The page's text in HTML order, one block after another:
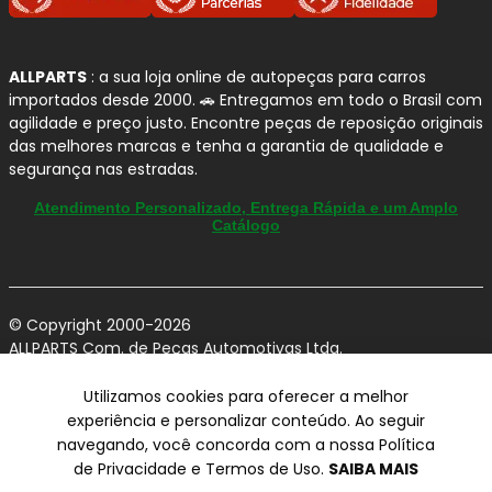
mundial em suspensão com presença OEM.
Foco em conforto e dirigibilidade:calibração
voltada para uso real no dia a dia.
Tecnologia a gás:melhor controle da
suspensão e resposta mais estável.
Alta durabilidade:componentes projetados
para suportar diferentes condições de uso.
veículos leves e utilitários com diversas linhas.
Recomendações de Instalação (boas
Para garantir o melhor desempenho dosamortecedores
MONROEnoCitroen DS4, é fundamental seguir boas
práticas de instalação e manutenção.
ALLPARTS : a sua loja online de autopeças para carros
importados desde 2000. 🚗 Entregamos em todo o Brasil com
agilidade e preço justo. Encontre peças de reposição originais
das melhores marcas e tenha a garantia de qualidade e
segurança nas estradas.
Atendimento Personalizado, Entrega Rápida e um Amplo
Catálogo
© Copyright 2000-2026
ALLPARTS Com. de Peças Automotivas Ltda.
Claudina - Vinhedo/SP - CEP 13284-480.
Preços, condições de pagamento e frete exclusivos para compras via
internet utilizando CPF, podendo variar na Loja Física e Televendas.
Preços e descontos podem variar no checkout.
Utilizamos cookies para oferecer a melhor
experiência e personalizar conteúdo. Ao seguir
navegando, você concorda com a nossa Política
de Privacidade e Termos de Uso. SAIBA MAIS